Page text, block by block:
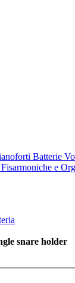
Batterie
Fisarmoniche e
snare holder